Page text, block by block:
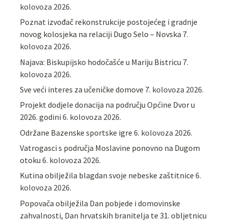
kolovoza 2026.
Poznat izvođač rekonstrukcije postojećeg i gradnje
novog kolosjeka na relaciji Dugo Selo – Novska 7.
kolovoza 2026.
Najava: Biskupijsko hodočašće u Mariju Bistricu 7.
kolovoza 2026.
Sve veći interes za učeničke domove 7. kolovoza 2026.
Projekt dodjele donacija na području Općine Dvor u
2026. godini 6. kolovoza 2026.
Održane Bazenske sportske igre 6. kolovoza 2026.
Vatrogasci s područja Moslavine ponovno na Dugom
otoku 6. kolovoza 2026.
Kutina obilježila blagdan svoje nebeske zaštitnice 6.
kolovoza 2026.
Popovača obilježila Dan pobjede i domovinske
zahvalnosti, Dan hrvatskih branitelja te 31. obljetnicu